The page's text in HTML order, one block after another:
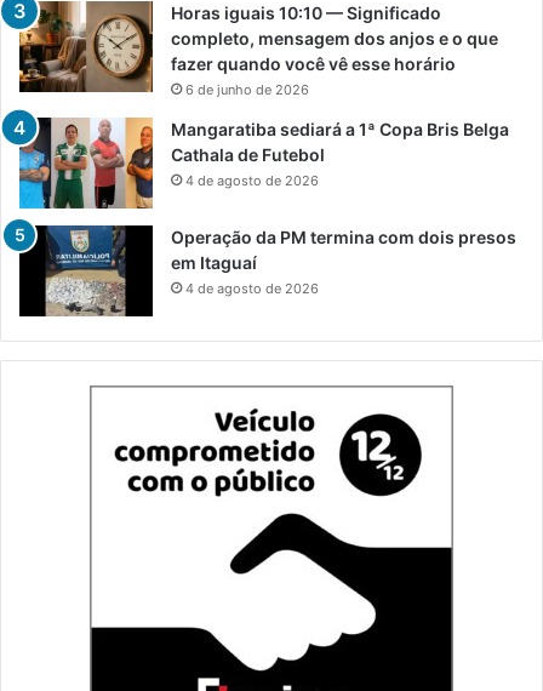
Horas iguais 10:10 — Significado
completo, mensagem dos anjos e o que
fazer quando você vê esse horário
6 de junho de 2026
Mangaratiba sediará a 1ª Copa Bris Belga
Cathala de Futebol
4 de agosto de 2026
Operação da PM termina com dois presos
em Itaguaí
4 de agosto de 2026